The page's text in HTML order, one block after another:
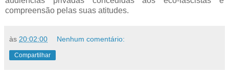
compreensão pelas suas atitudes.
às 20:02:00 Nenhum comentário:
Compartilhar